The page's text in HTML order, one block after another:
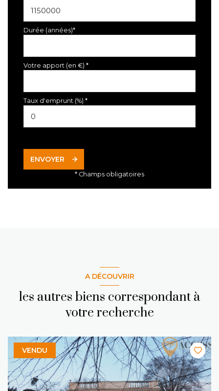
Durée (années)*
Votre apport (en €) *
Taux d'emprunt (%) *
ENVOYER
* Champs obligatoires
A DÉCOUVRIR
les autres biens correspondant à
votre recherche
VENDU